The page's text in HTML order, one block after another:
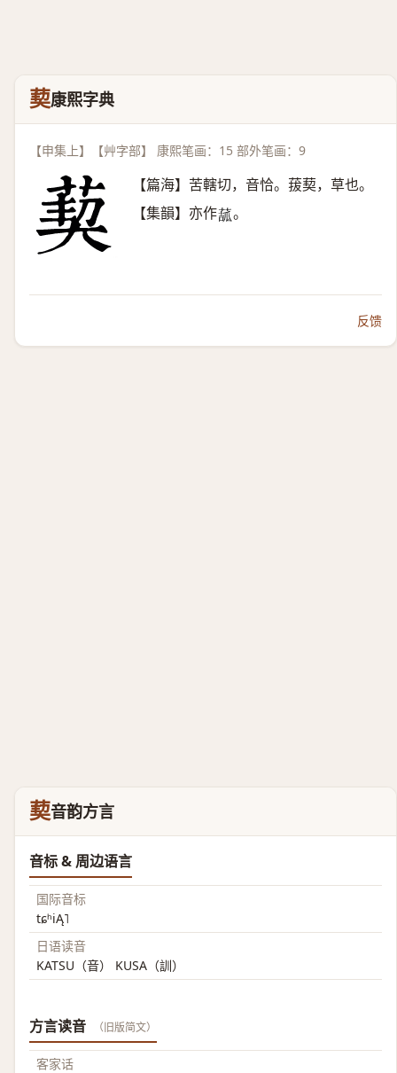
葜康熙字典
【申集上】【艸字部】 康熙笔画：15 部外笔画：9
【篇海】苦轄切，音恰。菝葜，草也。
【集韻】亦作𦸉 。
反馈
葜音韵方言
音标 & 周边语言
国际音标
tɕʰiĄ˥
日语读音
KATSU（音） KUSA（訓）
方言读音 （旧版简文）
客家话